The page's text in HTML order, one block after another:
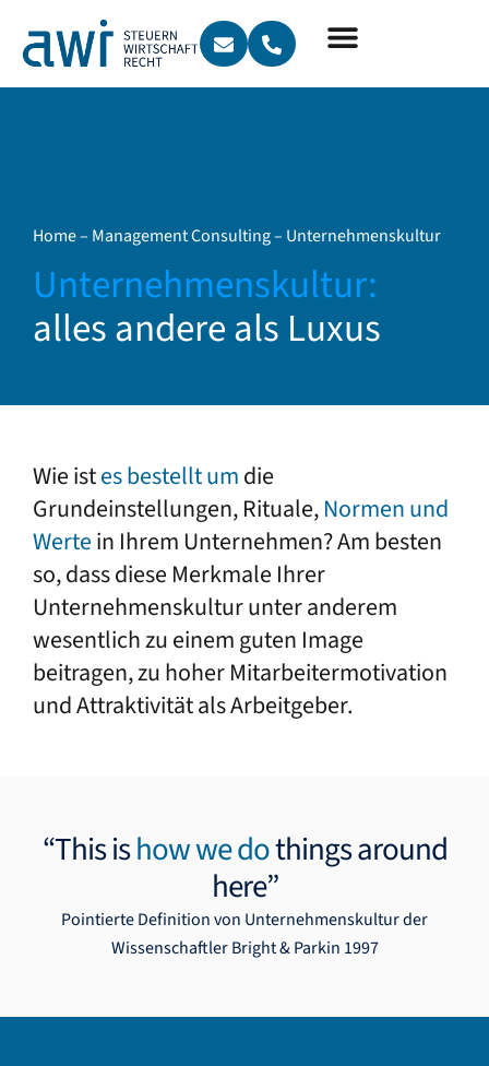
Home– Management Consulting– Unternehmenskultur
Unternehmens­kultur:
alles andere als Luxus
Wie istes bestellt umdie
Grundeinstellungen, Rituale,Normen und
Wertein Ihrem Unternehmen? Am besten
so, dass diese Merkmale Ihrer
Unternehmenskultur unter anderem
wesentlich zu einem guten Image
beitragen, zu hoher Mitarbeitermotivation
und Attraktivität als Arbeitgeber.
“This ishow we dothings around
here”
Pointierte Definition von Unternehmenskultur der
Wissenschaftler Bright & Parkin 1997